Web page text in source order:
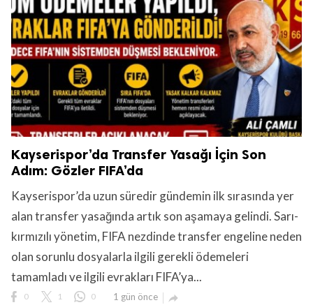
Kayserispor’da Transfer Yasağı İçin Son
Adım: Gözler FIFA’da
Kayserispor’da uzun süredir gündemin ilk sırasında yer
alan transfer yasağında artık son aşamaya gelindi. Sarı-
kırmızılı yönetim, FIFA nezdinde transfer engeline neden
olan sorunlu dosyalarla ilgili gerekli ödemeleri
tamamladı ve ilgili evrakları FIFA’ya...
0 1 0 1 gün önce 